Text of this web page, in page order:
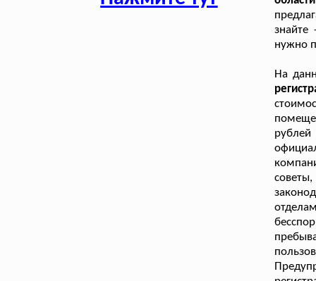
знайте
нужно
На